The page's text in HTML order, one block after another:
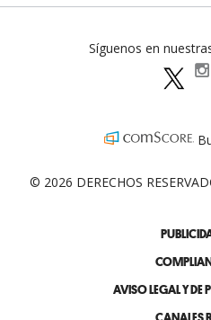
AVISO LEGAL Y DE
Síguenos en
© 2026 DERECHOS